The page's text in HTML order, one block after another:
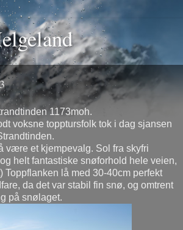
1173moh.
voksne topptursfolk tok i dag sjansen
være et kjempevalg. Sol fra skyfri
helt fantastiske snøforhold hele veien,
Toppflanken lå med 30-40cm perfekt
da det var stabil fin snø, og omtrent
på snølaget.